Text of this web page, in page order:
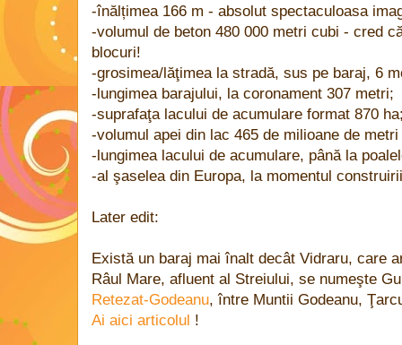
-înălțimea 166 m - absolut spectaculoasa
-volumul de beton 480 000 metri cubi - cred
blocuri!
-grosimea/lăţimea la stradă, sus pe baraj, 6
-lungimea barajului, la coronament 307 metri;
-suprafaţa lacului de acumulare format 870
-volumul apei din lac 465 de milioane de
-lungimea lacului de acumulare, până la
-al şaselea din Europa, la momentul
Later edit:
Există un baraj mai înalt decât Vidraru, care
Râul Mare, afluent al Streiului, se numeşte
Retezat-Godeanu, între Muntii Godeanu,
Ai aici articolul !